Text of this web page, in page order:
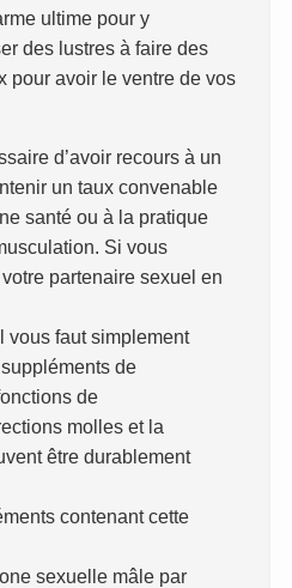
ultime pour y
des lustres à faire des
pour avoir le ventre de vos
d’avoir recours à un
un taux convenable
santé ou à la pratique
Si vous
partenaire sexuel en
vous faut simplement
de
de
molles et la
être durablement
contenant cette
sexuelle mâle par